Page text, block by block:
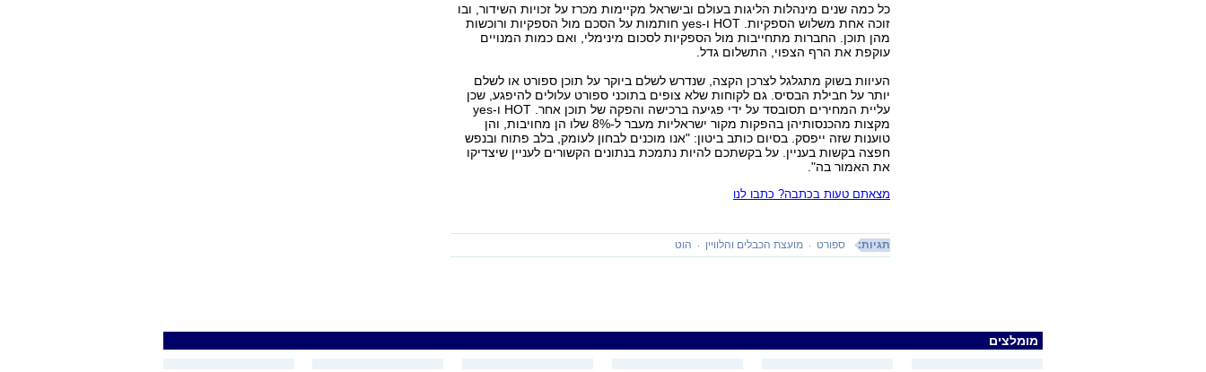
כל כמה שנים מינהלות הליגות בעולם ובישראל מקיימות מכרז על זכויות השידור, ובו
זוכה אחת משלוש הספקיות. HOT ו-yes חותמות על הסכם מול הספקיות ורוכשות
מהן תוכן. החברות מתחייבות מול הספקיות לסכום מינימלי, ואם כמות המנויים
עוקפת את הרף הצפוי, התשלום גדל.
העיוות בשוק מתגלגל לצרכן הקצה, שנדרש לשלם ביוקר על תוכן ספורט או לשלם
יותר על חבילת הבסיס. גם לקוחות שלא צופים בתוכני ספורט עלולים להיפגע, שכן
עליית המחירים תסובסד על ידי פגיעה ברכישה והפקה של תוכן אחר. HOT ו-yes
מקצות מהכנסותיהן בהפקות מקור ישראליות מעבר ל-8% שלו הן מחויבות, והן
טוענות שזה ייפסק. בסיום כותב ביטון: "אנו מוכנים לבחון לעומק, בלב פתוח ובנפש
חפצה בקשות בעניין. על בקשתכם להיות נתמכת בנתונים הקשורים לעניין שיצדיקו
את האמור בה".
מצאתם טעות בכתבה? כתבו לנו
תגיות: ספורט מועצת הכבלים והלוויין הוט
מומלצים